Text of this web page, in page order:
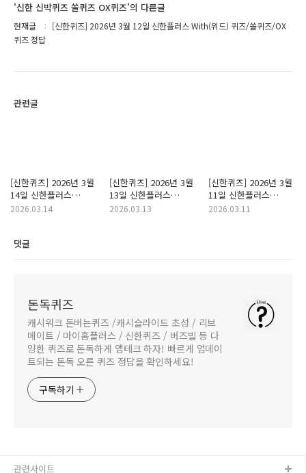
'신한 신박퀴즈 쏠퀴즈 OX퀴즈'의 다른글
현재글
[신한퀴즈] 2026년 3월 12일 신한플러스 With(위드) 퀴즈/쏠퀴즈/OX
퀴즈 정답
관련글
[신한퀴즈] 2026년 3월
14일 신한플러스
With(위드) 퀴즈/
2026.03.14
[신한퀴즈] 2026년 3월
13일 신한플러스
With(위드) 퀴즈/
2026.03.13
[신한퀴즈] 2026년 3월
11일 신한플러스
With(위드) 퀴즈/
2026.03.11
댓글
돈독퀴즈
캐시워크 돈버는퀴즈 /캐시슬라이드 초성 / 리브
메이트 / 마이홈플러스 / 신한퀴즈 / 버즈빌 등 다
양한 퀴즈로 돈독하게 앱테크 하자! 빠르게 업데이
트되는 돈독 오른 퀴즈 정답을 확인하세요!
구독하기
관련사이트